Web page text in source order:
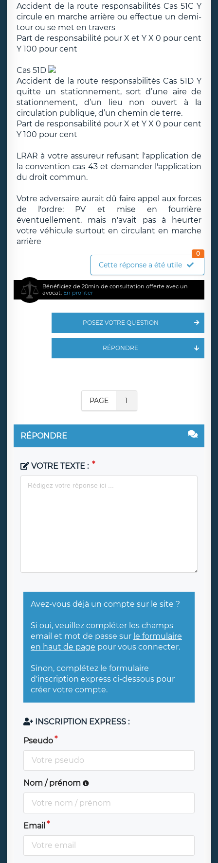
Accident de la route responsabilités Cas 51C Y
circule en marche arrière ou effectue un demi-
tour ou se met en travers
Part de responsabilité pour X et Y X 0 pour cent
Y 100 pour cent
Cas 51D
Accident de la route responsabilités Cas 51D Y
quitte un stationnement, sort d’une aire de
stationnement, d’un lieu non ouvert à la
circulation publique, d’un chemin de terre.
Part de responsabilité pour X et Y X 0 pour cent
Y 100 pour cent
LRAR à votre assureur refusant l'application de
la convention cas 43 et demander l'application
du droit commun.
Votre adversaire aurait dû faire appel aux forces
de l'ordre: PV et mise en fourrière
éventuellement. mais n'avait pas à heurter
votre véhicule surtout en circulant en marche
arrière
Cette réponse a été utile
0
Bénéficiez de 20min de consultation offerte avec un
avocat. En profiter
POSEZ VOTRE QUESTION
RÉPONDRE
PAGE 1
RÉPONDRE
VOTRE TEXTE :
Avez-vous déjà un compte sur le site ?
Si oui, veuillez compléter les champs
email et mot de passe sur le formulaire
en haut de page pour vous connecter.
Sinon, complétez le formulaire
d'inscription express ci-dessous pour
créer votre compte.
INSCRIPTION EXPRESS :
Pseudo
Nom / prénom
Email